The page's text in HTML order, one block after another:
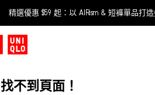
精選優惠 $59 起：以 AIRism & 短褲單品打
找不到頁面！